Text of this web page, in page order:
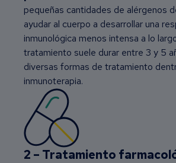
pequeñas cantidades de alérgenos
ayudar al cuerpo a desarrollar una
inmunológica menos intensa a lo
tratamiento suele durar entre 3 y 5
diversas formas de tratamiento
inmunoterapia.
2 – Tratamiento